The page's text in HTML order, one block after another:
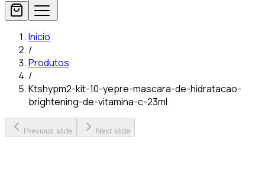
Início
/
Produtos
/
Ktshypm2-kit-10-yepre-mascara-de-hidratacao-
brightening-de-vitamina-c-23ml
Previous slide Next slide